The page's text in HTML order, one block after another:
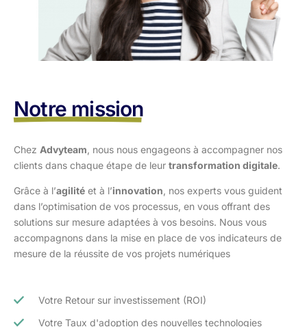
Notre mission
Chez Advyteam , nous nous engageons à accompagner nos
clients dans chaque étape de leur transformation digitale.
Grâce à l’agilité et à l’innovation , nos experts vous guident
dans l’optimisation de vos processus, en vous offrant des
solutions sur mesure adaptées à vos besoins. Nous vous
accompagnons dans la mise en place de vos indicateurs de
mesure de la réussite de vos projets numériques
Votre Retour sur investissement (ROI)
Votre Taux d'adoption des nouvelles technologies